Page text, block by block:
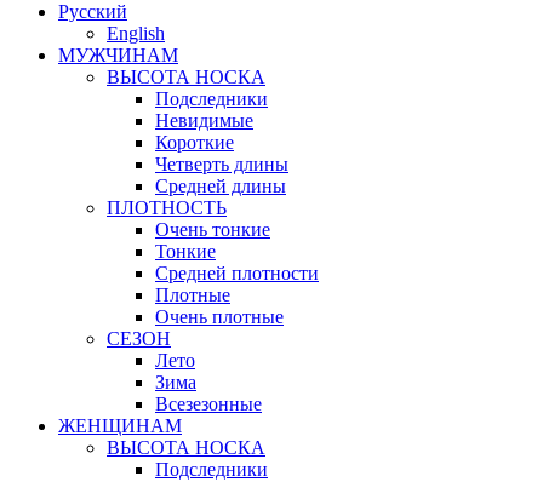
Русский
English
МУЖЧИНАМ
ВЫСОТА НОСКА
Подследники
Невидимые
Короткие
Четверть длины
Средней длины
ПЛОТНОСТЬ
Очень тонкие
Тонкие
Средней плотности
Плотные
Очень плотные
СЕЗОН
Лето
Зима
Всезезонные
ЖЕНЩИНАМ
ВЫСОТА НОСКА
Подследники